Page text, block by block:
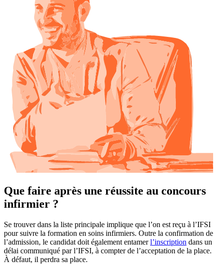
Que faire après une réussite au concours
infirmier ?
Se trouver dans la liste principale implique que l’on est reçu à l’IFSI
pour suivre la formation en soins infirmiers. Outre la confirmation de
l’admission, le candidat doit également entamerl’inscription dans un
délai communiqué par l’IFSI, à compter de l’acceptation de la place.
À défaut, il perdra sa place.